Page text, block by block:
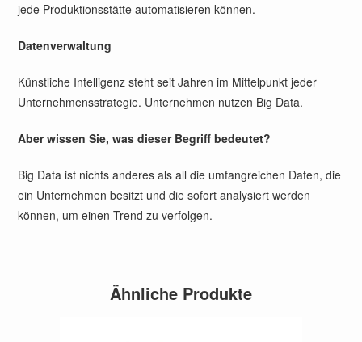
jede Produktionsstätte automatisieren können.
Datenverwaltung
Künstliche Intelligenz steht seit Jahren im Mittelpunkt jeder
Unternehmensstrategie. Unternehmen nutzen Big Data.
Aber wissen Sie, was dieser Begriff bedeutet?
Big Data ist nichts anderes als all die umfangreichen Daten, die
ein Unternehmen besitzt und die sofort analysiert werden
können, um einen Trend zu verfolgen.
Ähnliche Produkte